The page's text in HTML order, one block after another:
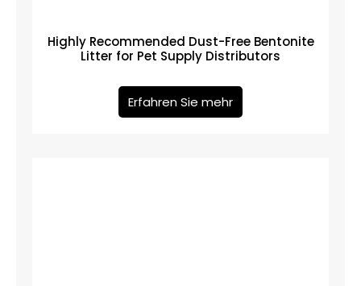
Highly Recommended Dust-Free Bentonite
Litter for Pet Supply Distributors
Erfahren Sie mehr